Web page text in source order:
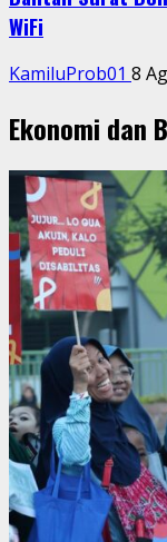
WiFi
KamiluProb01 8
Ekonomi dan